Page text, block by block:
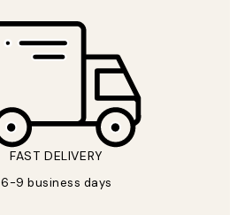
FAST DELIVERY
6-9 business days